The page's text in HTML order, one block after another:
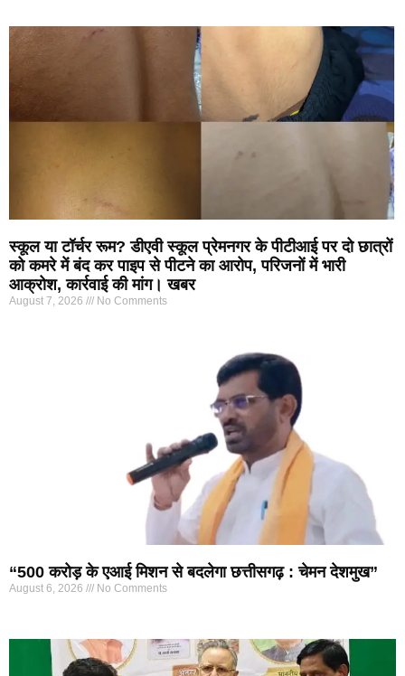
स्कूल या टॉर्चर रूम? डीएवी स्कूल प्रेमनगर के पीटीआई पर दो छात्रों
को कमरे में बंद कर पाइप से पीटने का आरोप, परिजनों में भारी
आक्रोश, कार्रवाई की मांग। खबर
August 7, 2026 No Comments
“500 करोड़ के एआई मिशन से बदलेगा छत्तीसगढ़ : चेमन देशमुख”
August 6, 2026 No Comments